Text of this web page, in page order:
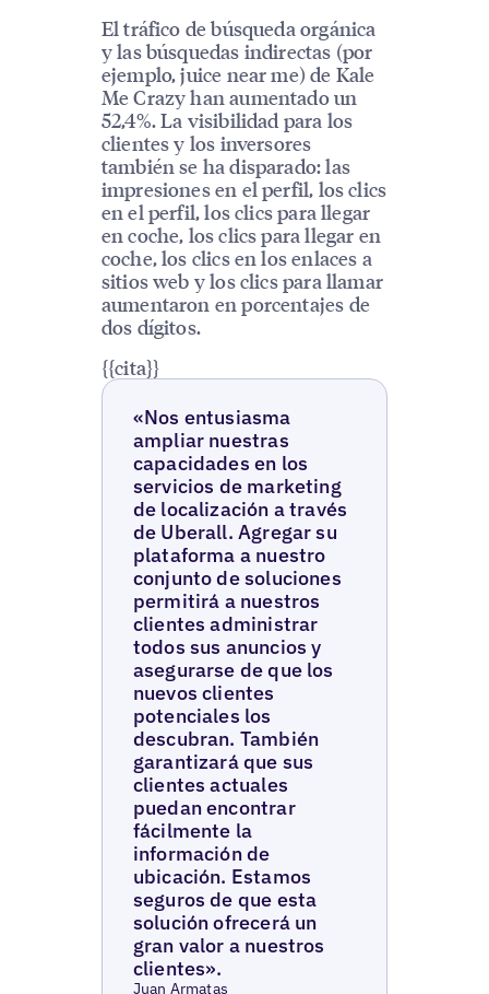
El tráfico de búsqueda orgánica
y las búsquedas indirectas (por
ejemplo, juice near me) de Kale
Me Crazy han aumentado un
52,4%. La visibilidad para los
clientes y los inversores
también se ha disparado: las
impresiones en el perfil, los clics
en el perfil, los clics para llegar
en coche, los clics para llegar en
coche, los clics en los enlaces a
sitios web y los clics para llamar
aumentaron en porcentajes de
dos dígitos.
{{cita}}
«Nos entusiasma
ampliar nuestras
capacidades en los
servicios de marketing
de localización a través
de Uberall. Agregar su
plataforma a nuestro
conjunto de soluciones
permitirá a nuestros
clientes administrar
todos sus anuncios y
asegurarse de que los
nuevos clientes
potenciales los
descubran. También
garantizará que sus
clientes actuales
puedan encontrar
fácilmente la
información de
ubicación. Estamos
seguros de que esta
solución ofrecerá un
gran valor a nuestros
clientes».
Juan Armatas